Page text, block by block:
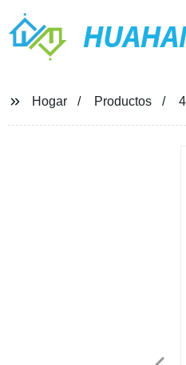
Hogar Productos